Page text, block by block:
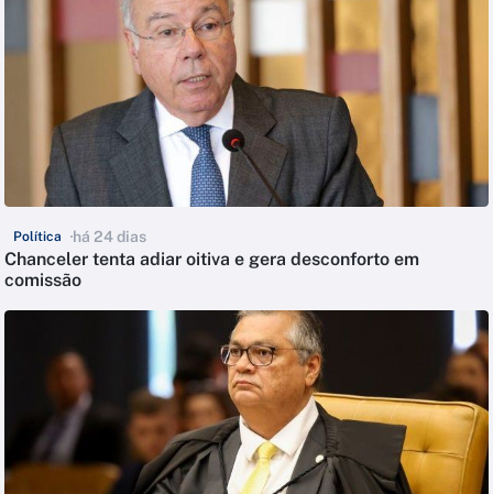
Política há 24 dias
Chanceler tenta adiar oitiva e gera desconforto em
comissão